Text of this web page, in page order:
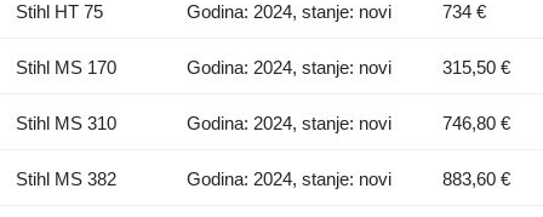
Stihl HT 75 Godina: 2024, stanje: novi 734 €
Stihl MS 170 Godina: 2024, stanje: novi 315,50 €
Stihl MS 310 Godina: 2024, stanje: novi 746,80 €
Stihl MS 382 Godina: 2024, stanje: novi 883,60 €